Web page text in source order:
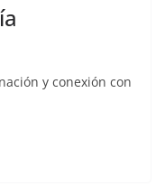
y conexión con